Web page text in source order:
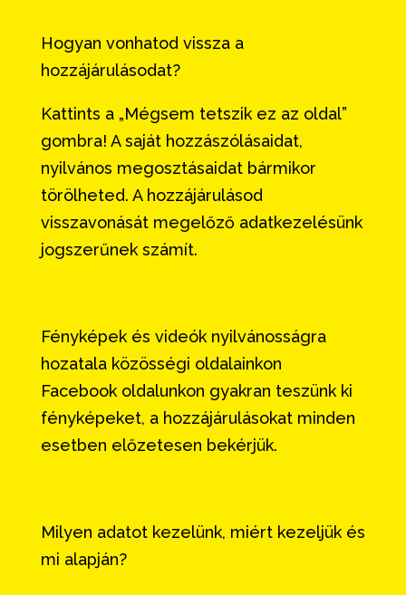
Hogyan vonhatod vissza a
hozzájárulásodat?
Kattints a „Mégsem tetszik ez az oldal”
gombra! A saját hozzászólásaidat,
nyilvános megosztásaidat bármikor
törölheted. A hozzájárulásod
visszavonását megelőző adatkezelésünk
jogszerűnek számít.
Fényképek és videók nyilvánosságra
hozatala közösségi oldalainkon
Facebook oldalunkon gyakran teszünk ki
fényképeket, a hozzájárulásokat minden
esetben előzetesen bekérjük.
Milyen adatot kezelünk, miért kezeljük és
mi alapján?